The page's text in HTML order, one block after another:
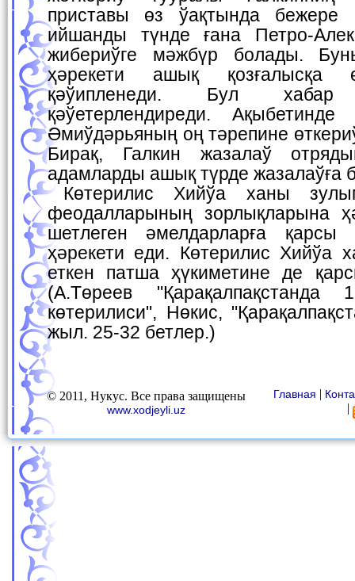
приставы өз ўақтында бежере
ийшанды түнде ғана Петро-
жибериўге мәжбүр болады.
ҳәрекети ашық қозғалысқа
қәўипленеди. Бул
қәўетерлендиреди.
Әмиўдәрьяның оң тәрепине
Бирақ, Галкин жазалаў
адамларды ашық түрде жазалаўға
Көтерилис Хийўа ханы зулымлығына, түркмен
феодалларының зорлықларына
шетлеген әмелдарларға қарсы
ҳәрекети еди. Көтерилис Хийўа
еткен патша ҳүкиметине де
(А.Төреев "Қарақалпақстанда
көтерилиси", Нөкис,
жыл. 25-32 бетлер.)
© 2011, Нукус. Все права защищены
www.xodjeyli.uz
Главная |
|